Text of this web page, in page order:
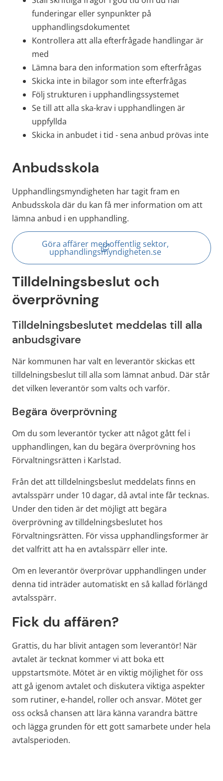
funderingar eller synpunkter på
upphandlingsdokumentet
Kontrollera att alla efterfrågade handlingar är
med
Lämna bara den information som efterfrågas
Skicka inte in bilagor som inte efterfrågas
Följ strukturen i upphandlingssystemet
Se till att alla ska-krav i upphandlingen är
uppfyllda
Skicka in anbudet i tid - sena anbud prövas inte
Anbudsskola
Upphandlingsmyndigheten har tagit fram en
Anbudsskola där du kan få mer information om att
lämna anbud i en upphandling.
Göra affärer med offentlig sektor,
upphandlingsmyndigheten.se
(länk till annan webbplats,
Tilldelningsbeslut och
överprövning
Tilldelningsbeslutet meddelas till alla
anbudsgivare
När kommunen har valt en leverantör skickas ett
tilldelningsbeslut till alla som lämnat anbud. Där står
det vilken leverantör som valts och varför.
Begära överprövning
Om du som leverantör tycker att något gått fel i
upphandlingen, kan du begära överprövning hos
Förvaltningsrätten i Karlstad.
Från det att tilldelningsbeslut meddelats finns en
avtalsspärr under 10 dagar, då avtal inte får tecknas.
Under den tiden är det möjligt att begära
överprövning av tilldelningsbeslutet hos
Förvaltningsrätten. För vissa upphandlingsformer är
det valfritt att ha en avtalsspärr eller inte.
Om en leverantör överprövar upphandlingen under
denna tid inträder automatiskt en så kallad förlängd
avtalsspärr.
Fick du affären?
Grattis, du har blivit antagen som leverantör! När
avtalet är tecknat kommer vi att boka ett
uppstartsmöte. Mötet är en viktig möjlighet för oss
att gå igenom avtalet och diskutera viktiga aspekter
som rutiner, e-handel, roller och ansvar. Mötet ger
oss också chansen att lära känna varandra bättre
och lägga grunden för ett gott samarbete under hela
avtalsperioden.